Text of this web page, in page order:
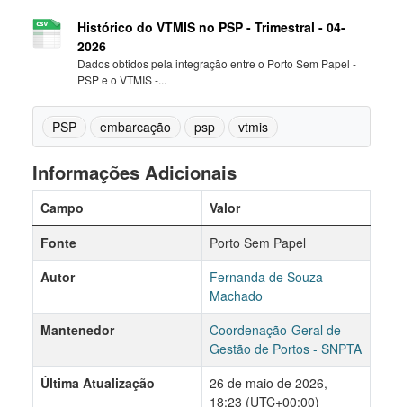
Histórico do VTMIS no PSP - Trimestral - 04-
2026
Dados obtidos pela integração entre o Porto Sem Papel -
PSP e o VTMIS -...
PSP embarcação psp vtmis
Informações Adicionais
Campo
Valor
Fonte
Porto Sem Papel
Autor
Fernanda de Souza
Machado
Mantenedor
Coordenação-Geral de
Gestão de Portos - SNPTA
Última Atualização
26 de maio de 2026,
18:23 (UTC+00:00)